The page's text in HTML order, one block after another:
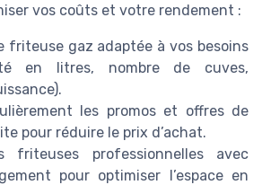
vos coûts et votre rendement :
friteuse gaz adaptée à vos besoins
en litres, nombre de cuves,
les promos et offres de
pour réduire le prix d’achat.
friteuses professionnelles avec
pour optimiser l’espace en